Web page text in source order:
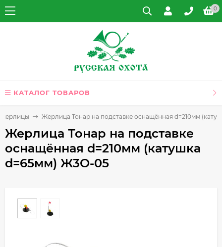
0
КАТАЛОГ ТОВАРОВ
жерлицы Жерлица Тонар на подставке оснащённая d=210мм
Жерлица Тонар на подставке
оснащённая d=210мм (катушка
d=65мм) Ж3О-05